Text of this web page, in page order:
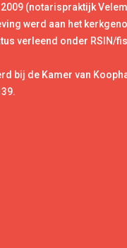
(notarispraktijk
werd aan het
verleend onder RSIN/
bij de Kamer van